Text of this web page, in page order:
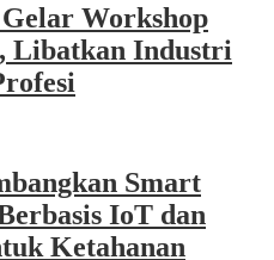
Workshop
Libatkan Industri
Smart
IoT dan
Ketahanan